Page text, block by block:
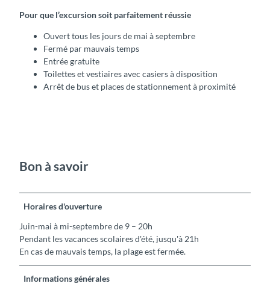
Pour que l’excursion soit parfaitement réussie
Ouvert tous les jours de mai à septembre
Fermé par mauvais temps
Entrée gratuite
Toilettes et vestiaires avec casiers à disposition
Arrêt de bus et places de stationnement à proximité
Bon à savoir
Horaires d'ouverture
Juin-mai à mi-septembre de 9 – 20h
Pendant les vacances scolaires d'été, jusqu'à 21h
En cas de mauvais temps, la plage est fermée.
Informations générales